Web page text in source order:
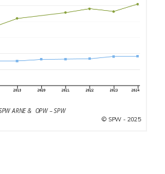
ARNE & OPW – SPW
© SPW - 2025